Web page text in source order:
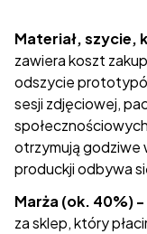
Materiał, szycie,
zawiera koszt
odszycie
sesji zdjęciowej,
otrzymują godziwe
produckji odbywa
Marża (ok. 40%) -
za sklep, który